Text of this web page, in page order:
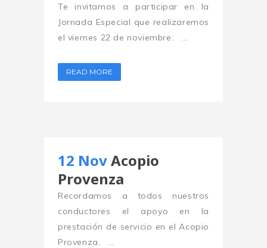
Te invitamos a participar en la
Jornada Especial que realizaremos
el viernes 22 de noviembre: ...
READ MORE
12 NovAcopio
Provenza
Recordamos a todos nuestros
conductores el apoyo en la
prestación de servicio en el Acopio
Provenza. ...